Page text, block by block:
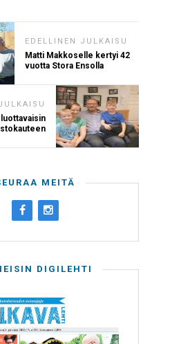
EDELLINEN JULKAISU
Matti Makkoselle kertyi 42
vuotta Stora Ensolla
MEITÄ
DIGILEHTI